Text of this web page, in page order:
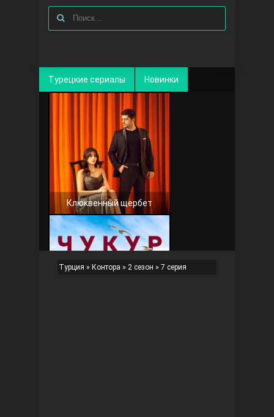
Турецкие сериалы Новинки
Клюквенный щербет
Турция » Контора » 2 сезон » 7 серия